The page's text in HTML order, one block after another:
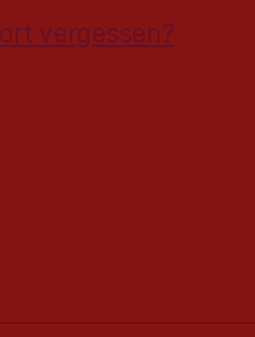
vergessen?